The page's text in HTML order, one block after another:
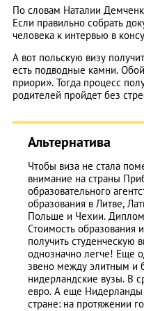
По словам Наталии
Если правильно собрать
человека к интервью в
А вот польскую визу
есть подводные камни.
приори». Тогда процесс
родителей пройдет без
Альтернатива
Чтобы виза не стала
внимание на страны
образовательного
образования в Литве,
Польше и Чехии.
Стоимость образования
получить студенческую
однозначно легче! Еще
звено между элитным
нидерландские вузы. В
евро. А еще Нидерланды
стране: на протяжении